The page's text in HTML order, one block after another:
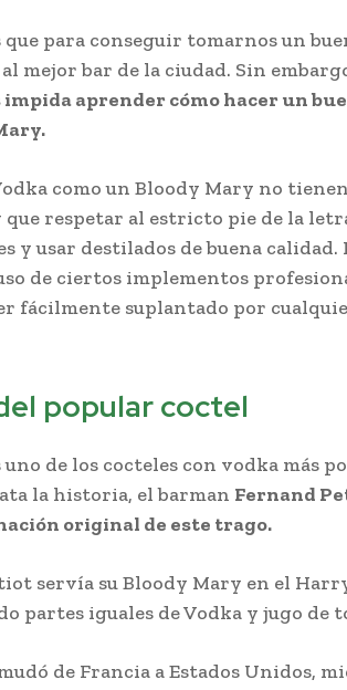
que para conseguir tomarnos un
mejor bar de la ciudad. Sin
impida aprender cómo hacer un
como un Bloody Mary no
respetar al estricto pie de la
y usar destilados de buena
de ciertos implementos
fácilmente suplantado por
popular coctel
de los cocteles con vodka más
la historia, el barman Fernand
original de este trago.
servía su Bloody Mary en el
partes iguales de Vodka y jugo de
de Francia a Estados Unidos,